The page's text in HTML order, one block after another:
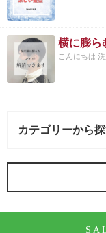
こんにちは
カテゴリーから
オススメメニュー